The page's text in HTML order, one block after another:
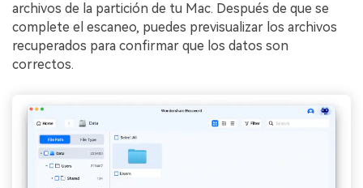
archivos de la partición de tu Mac.󠀲󠀡󠀩󠀣󠀡󠀣󠀠󠀥󠀩󠀳󠀰 Después de que se
complete el escaneo, puedes previsualizar los archivos
recuperados para confirmar que los datos son
correctos.󠀲󠀡󠀩󠀣󠀡󠀣󠀠󠀦󠀠